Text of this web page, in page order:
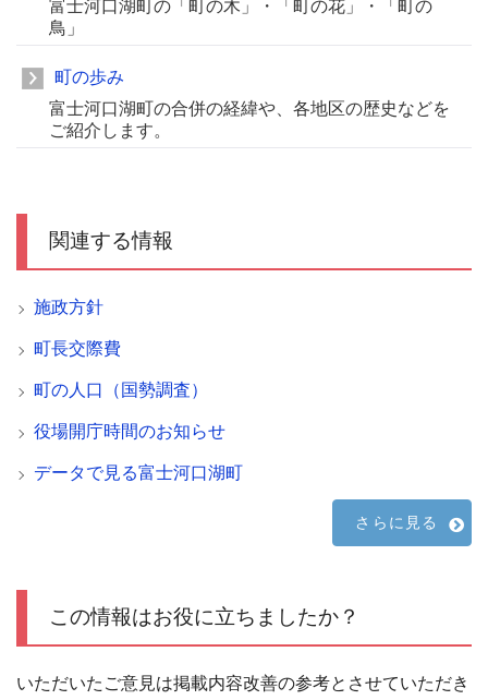
富士河口湖町の「町の木」・「町の花」・「町の
鳥」
町の歩み
富士河口湖町の合併の経緯や、各地区の歴史などを
ご紹介します。
関連する情報
施政方針
町長交際費
町の人口（国勢調査）
役場開庁時間のお知らせ
データで見る富士河口湖町
さらに見る
この情報はお役に立ちましたか？
いただいたご意見は掲載内容改善の参考とさせていただき